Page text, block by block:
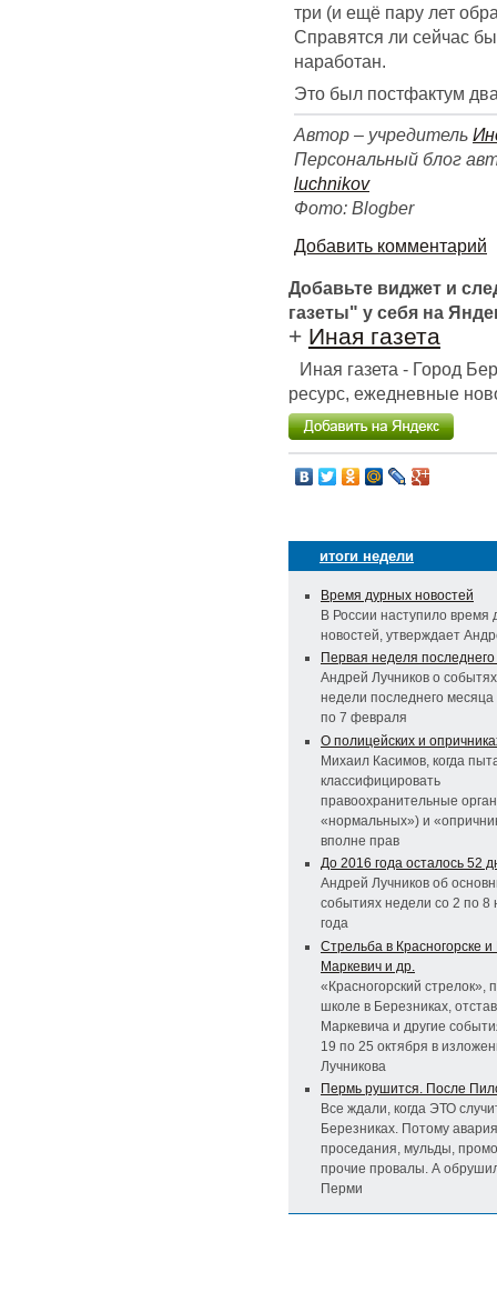
три (и ещё пару лет
Справятся ли сейчас
наработан.
Это был постфактум
Автор – учредитель
Персональный блог
luchnikov
Фото: Blogber
Добавить комментарий
Добавьте виджет и
газеты" у себя на
+ Иная газета
Иная газета - Город
ресурс, ежедневные
итоги недели
Время дурных новостей
В России наступило время
новостей, утверждает
Первая неделя
Андрей Лучников о
недели последнего
по 7 февраля
О полицейских и
Михаил Касимов, когда
классифицировать
правоохранительные
«нормальных») и
вполне прав
До 2016 года осталось 52
Андрей Лучников об
событиях недели со 2 по 8
года
Стрельба в Красногорске и
Маркевич и др.
«Красногорский стрелок»,
школе в Березниках,
Маркевича и другие
19 по 25 октября в
Лучникова
Пермь рушится. После
Все ждали, когда ЭТО
Березниках. Потому
проседания, мульды,
прочие провалы. А
Перми